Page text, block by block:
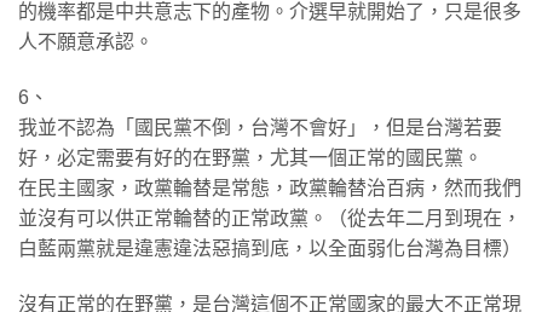
的機率都是中共意志下的產物。介選早就開始了，只是很多
人不願意承認。
​6、
我並不認為「國民黨不倒，台灣不會好」，但是台灣若要
好，必定需要有好的在野黨，尤其一個正常的國民黨。
在民主國家，政黨輪替是常態，政黨輪替治百病，然而我們
並沒有可以供正常輪替的正常政黨。（從去年二月到現在，
白藍兩黨就是違憲違法惡搞到底，以全面弱化台灣為目標）
​沒有正常的在野黨，是台灣這個不正常國家的最大不正常現